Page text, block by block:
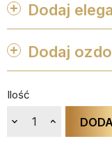
Dodaj

Dodaj

Ilość